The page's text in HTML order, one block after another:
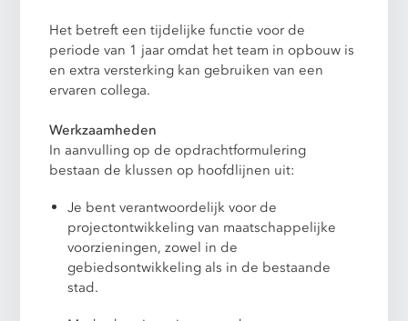
Het betreft een tijdelijke functie voor de
periode van 1 jaar omdat het team in opbouw is
en extra versterking kan gebruiken van een
ervaren collega.
Werkzaamheden
In aanvulling op de opdrachtformulering
bestaan de klussen op hoofdlijnen uit:
Je bent verantwoordelijk voor de
projectontwikkeling van maatschappelijke
voorzieningen, zowel in de
gebiedsontwikkeling als in de bestaande
stad.